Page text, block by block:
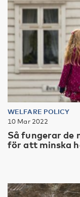
WELFARE POLICY
10 Mar 2022
Så fungerar de
för att minska